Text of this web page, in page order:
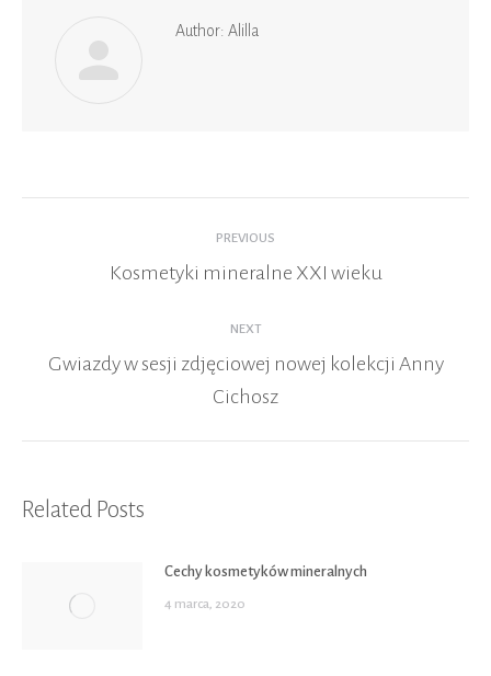
Author: Alilla
PREVIOUS
Previous
Kosmetyki mineralne XXI wieku
NEXT
Next
post:
Gwiazdy w sesji zdjęciowej nowej kolekcji Anny
Cichosz
Related Posts
Cechy kosmetyków mineralnych
4 marca, 2020